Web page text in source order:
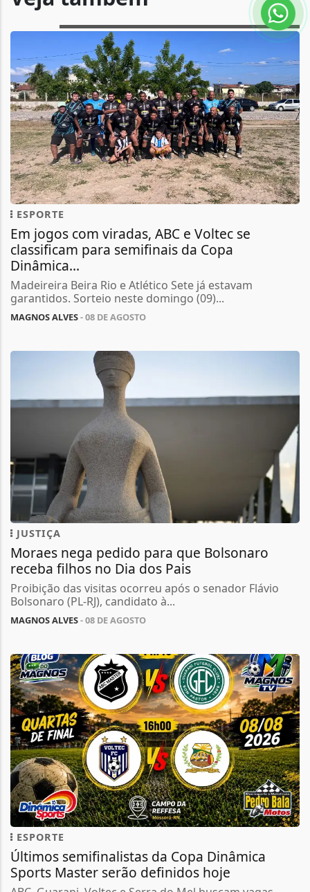
ESPORTE
Em jogos com viradas, ABC e Voltec se
classificam para semifinais da Copa
Dinâmica...
Madeireira Beira Rio e Atlético Sete já estavam
garantidos. Sorteio neste domingo (09)...
MAGNOS ALVES- 08 DE AGOSTO
JUSTIÇA
Moraes nega pedido para que Bolsonaro
receba filhos no Dia dos Pais
Proibição das visitas ocorreu após o senador Flávio
Bolsonaro (PL-RJ), candidato à...
MAGNOS ALVES- 08 DE AGOSTO
ESPORTE
Últimos semifinalistas da Copa Dinâmica
Sports Master serão definidos hoje